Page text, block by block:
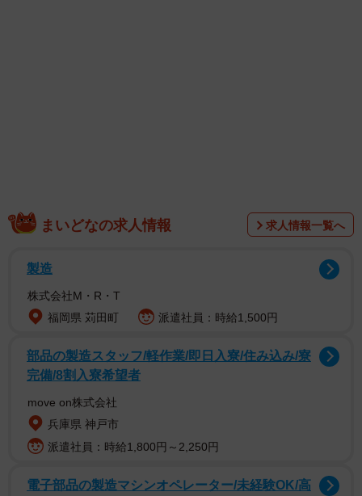
統合しており、2つ以上近接駅を統合した場合は、駅名の後
にA（area）を付記し、以下のように表記しています。「東
京A：茅場町・京橋・宝町・東京・日本橋・八丁堀（住みこ
宿・新宿三丁目・西武新宿・新宿西口・都庁前」「立川A：
立川・立川北・立川南」
まいどなの求人情報 求人情報一覧へ
製造
株式会社M・R・T
福岡県 苅田町
派遣社員：時給1,500円
部品の製造スタッフ/軽作業/即日入寮/住み込み/寮
完備/8割入寮希望者
move on株式会社
兵庫県 神戸市
派遣社員：時給1,800円～2,250円
電子部品の製造マシンオペレーター/未経験OK/高